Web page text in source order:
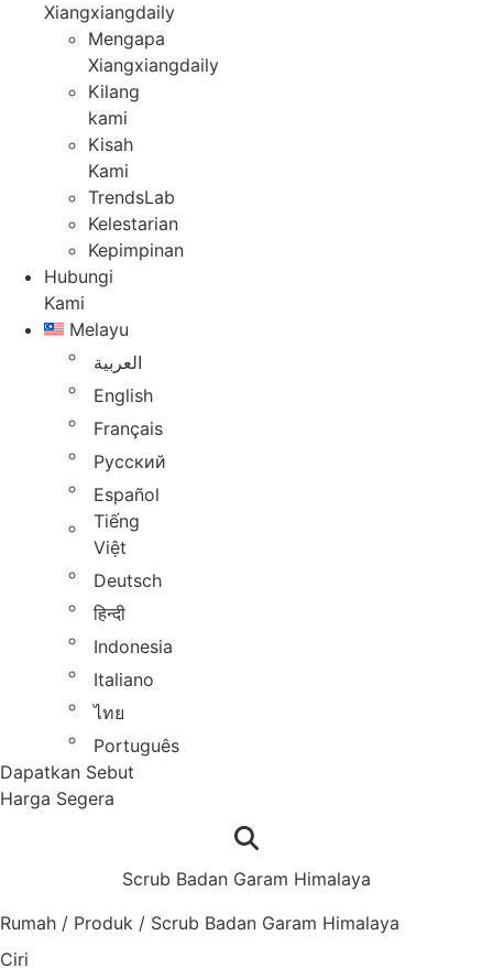
Xiangxiangdaily
Mengapa
Xiangxiangdaily
Kilang
kami
Kisah
Kami
TrendsLab
Kelestarian
Kepimpinan
Hubungi
Kami
Melayu
العربية
English
Français
Русский
Español
Tiếng
Việt
Deutsch
हिन्दी
Indonesia
Italiano
ไทย
Português
Dapatkan Sebut
Harga Segera
Scrub Badan Garam Himalaya
Rumah / Produk / Scrub Badan Garam Himalaya
Ciri